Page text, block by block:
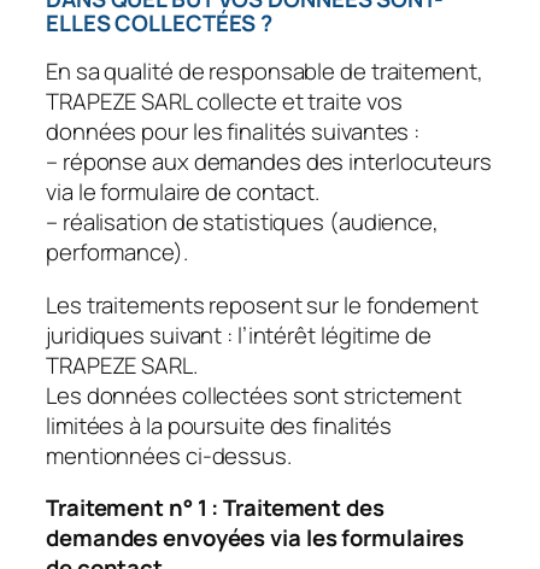
ELLES COLLECTÉES ?
En sa qualité de responsable de traitement,
TRAPEZE SARL collecte et traite vos
données pour les finalités suivantes :
– réponse aux demandes des interlocuteurs
via le formulaire de contact.
– réalisation de statistiques (audience,
performance).
Les traitements reposent sur le fondement
juridiques suivant : l’intérêt légitime de
TRAPEZE SARL.
Les données collectées sont strictement
limitées à la poursuite des finalités
mentionnées ci-dessus.
Traitement n° 1 : Traitement des
demandes envoyées via les formulaires